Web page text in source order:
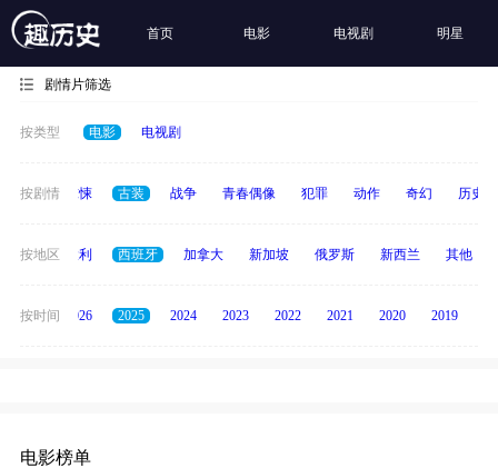
首页 电影 电视剧 明星
剧情片筛选
按类型 电影 电视剧
按剧情
动画 惊悚 古装 战争 青春偶像 犯罪 动作 奇幻 历史
按地区
印度 意大利 西班牙 加拿大 新加坡 俄罗斯 新西兰 其他
按时间
全部 2026 2025 2024 2023 2022 2021 2020 2019
电影榜单